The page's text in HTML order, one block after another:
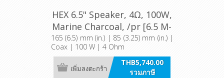
HEX 6.5" Speaker, 4Ω, 100W,
Marine Charcoal, /pr [6.5 M-
TC]
165 (6.5) mm (in.) | 85 (3.25) mm (in.) |
Coax | 100 W | 4 Ohm
THB5,740.00
รวมภาษี
เพิ่มลงตะกร้า